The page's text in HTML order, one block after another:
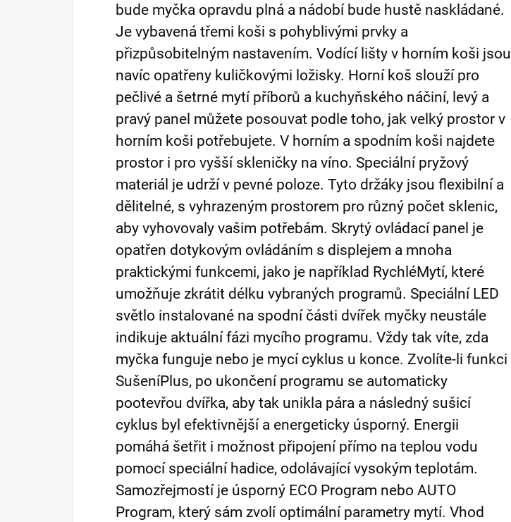
bude myčka opravdu plná a nádobí bude hustě naskládané.
Je vybavená třemi koši s pohyblivými prvky a
přizpůsobitelným nastavením. Vodící lišty v horním koši jsou
navíc opatřeny kuličkovými ložisky. Horní koš slouží pro
pečlivé a šetrné mytí příborů a kuchyňského náčiní, levý a
pravý panel můžete posouvat podle toho, jak velký prostor v
horním koši potřebujete. V horním a spodním koši najdete
prostor i pro vyšší skleničky na víno. Speciální pryžový
materiál je udrží v pevné poloze. Tyto držáky jsou flexibilní a
dělitelné, s vyhrazeným prostorem pro různý počet sklenic,
aby vyhovovaly vašim potřebám. Skrytý ovládací panel je
opatřen dotykovým ovládáním s displejem a mnoha
praktickými funkcemi, jako je například RychléMytí, které
umožňuje zkrátit délku vybraných programů. Speciální LED
světlo instalované na spodní části dvířek myčky neustále
indikuje aktuální fázi mycího programu. Vždy tak víte, zda
myčka funguje nebo je mycí cyklus u konce. Zvolíte-li funkci
SušeníPlus, po ukončení programu se automaticky
pootevřou dvířka, aby tak unikla pára a následný sušicí
cyklus byl efektivnější a energeticky úsporný. Energii
pomáhá šetřit i možnost připojení přímo na teplou vodu
pomocí speciální hadice, odolávající vysokým teplotám.
Samozřejmostí je úsporný ECO Program nebo AUTO
Program, který sám zvolí optimální parametry mytí. Vhod